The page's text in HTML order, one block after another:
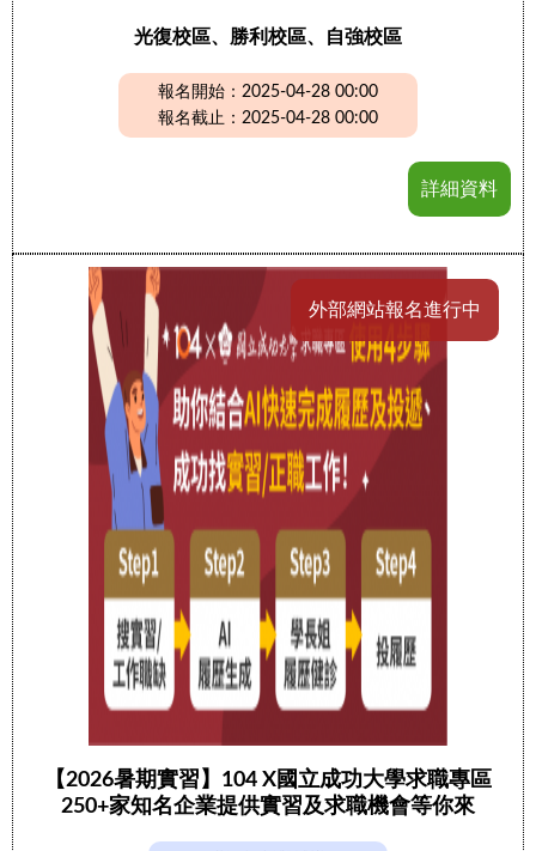
光復校區、勝利校區、自強校區
報名開始：2025-04-28 00:00
報名截止：2025-04-28 00:00
詳細資料
外部網站報名進行中
【2026暑期實習】104 X國立成功大學求職專區
250+家知名企業提供實習及求職機會等你來